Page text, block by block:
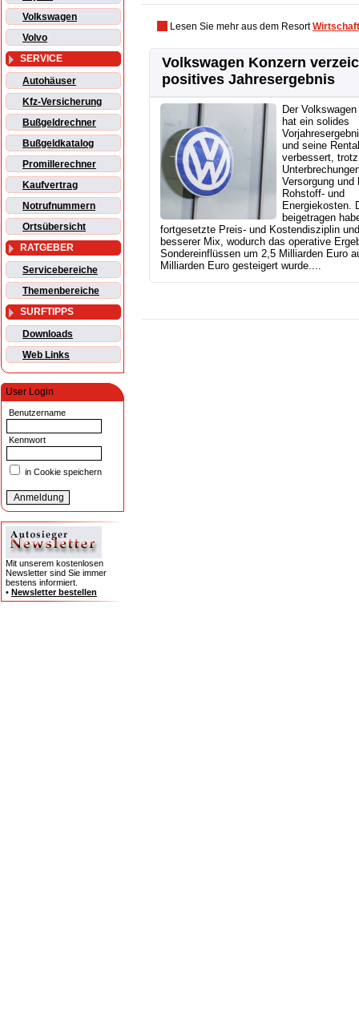
Volkswagen
Volvo
SERVICE
Autohäuser
Kfz-Versicherung
Bußgeldrechner
Bußgeldkatalog
Promillerechner
Kaufvertrag
Notrufnummern
Ortsübersicht
RATGEBER
Servicebereiche
Themenbereiche
SURFTIPPS
Downloads
Web Links
User Login
Benutzername
Kennwort
in Cookie speichern
Mit unserem kostenlosen
Newsletter sind Sie immer
bestens informiert.
• Newsletter bestellen
Lesen Sie mehr aus dem ResortWirtschaft
Volkswagen Konzern
positives Jahresergebnis
Der
hat ein solides
und seine
verbessert, trotz
Versorgung und
Rohstoff- und
Energiekosten.
beigetragen
fortgesetzte Preis- und Kostendisziplin
besserer Mix, wodurch das operative
Sondereinflüssen um 2,5 Milliarden Euro
Milliarden Euro gesteigert wurde....